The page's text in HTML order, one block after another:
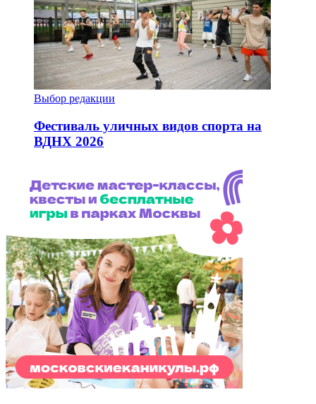
Выбор редакции
Фестиваль уличных видов спорта на
ВДНХ 2026